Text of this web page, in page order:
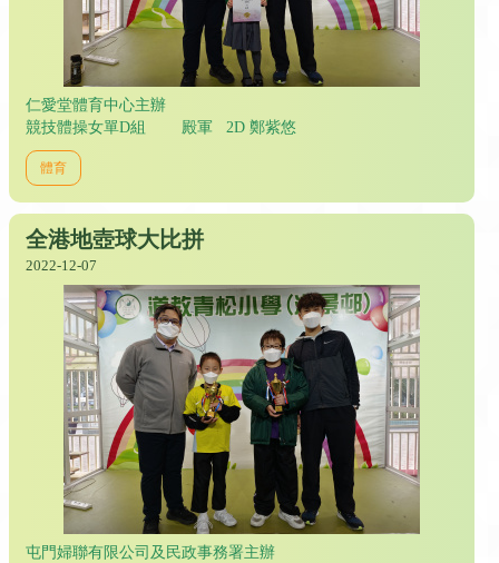
仁愛堂體育中心主辦
競技體操女單D組 殿軍 2D 鄭紫悠
體育
全港地壺球大比拼
2022-12-07
屯門婦聯有限公司及民政事務署主辦